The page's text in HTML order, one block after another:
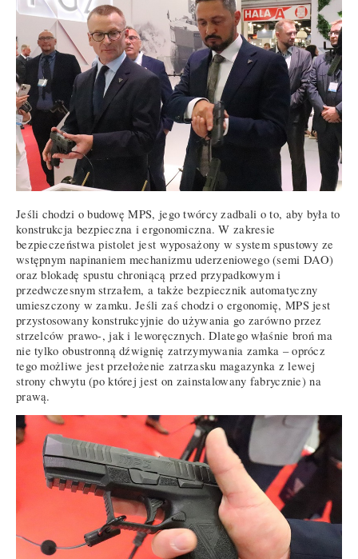
Jeśli chodzi o budowę MPS, jego twórcy zadbali o to, aby była to
konstrukcja bezpieczna i ergonomiczna. W zakresie
bezpieczeństwa pistolet jest wyposażony w system spustowy ze
wstępnym napinaniem mechanizmu uderzeniowego (semi DAO)
oraz blokadę spustu chroniącą przed przypadkowym i
przedwczesnym strzałem, a także bezpiecznik automatyczny
umieszczony w zamku. Jeśli zaś chodzi o ergonomię, MPS jest
przystosowany konstrukcyjnie do używania go zarówno przez
strzelców prawo-, jak i leworęcznych. Dlatego właśnie broń ma
nie tylko obustronną dźwignię zatrzymywania zamka – oprócz
tego możliwe jest przełożenie zatrzasku magazynka z lewej
strony chwytu (po której jest on zainstalowany fabrycznie) na
prawą.